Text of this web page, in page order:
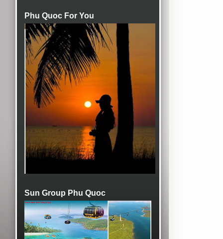
Phu Quoc For You
Sun Group Phu Quoc